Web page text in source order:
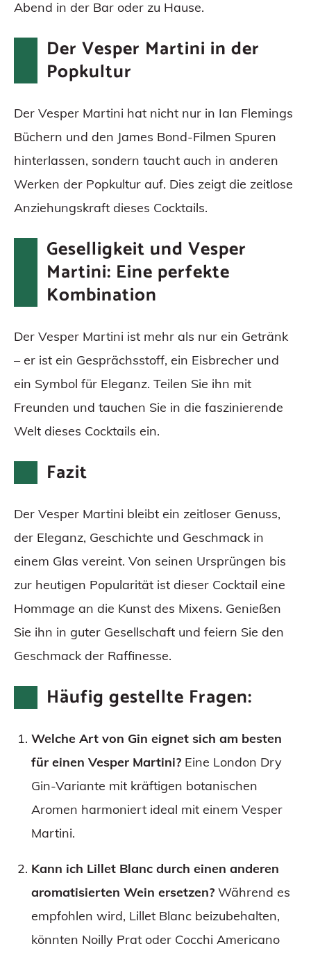
Abend in der Bar oder zu Hause.
Der Vesper Martini in der
Popkultur
Der Vesper Martini hat nicht nur in Ian Flemings
Büchern und den James Bond-Filmen Spuren
hinterlassen, sondern taucht auch in anderen
Werken der Popkultur auf. Dies zeigt die zeitlose
Anziehungskraft dieses Cocktails.
Geselligkeit und Vesper
Martini: Eine perfekte
Kombination
Der Vesper Martini ist mehr als nur ein Getränk
– er ist ein Gesprächsstoff, ein Eisbrecher und
ein Symbol für Eleganz. Teilen Sie ihn mit
Freunden und tauchen Sie in die faszinierende
Welt dieses Cocktails ein.
Fazit
Der Vesper Martini bleibt ein zeitloser Genuss,
der Eleganz, Geschichte und Geschmack in
einem Glas vereint. Von seinen Ursprüngen bis
zur heutigen Popularität ist dieser Cocktail eine
Hommage an die Kunst des Mixens. Genießen
Sie ihn in guter Gesellschaft und feiern Sie den
Geschmack der Raffinesse.
Häufig gestellte Fragen:
Welche Art von Gin eignet sich am besten
für einen Vesper Martini? Eine London Dry
Gin-Variante mit kräftigen botanischen
Aromen harmoniert ideal mit einem Vesper
Martini.
Kann ich Lillet Blanc durch einen anderen
aromatisierten Wein ersetzen? Während es
empfohlen wird, Lillet Blanc beizubehalten,
könnten Noilly Prat oder Cocchi Americano